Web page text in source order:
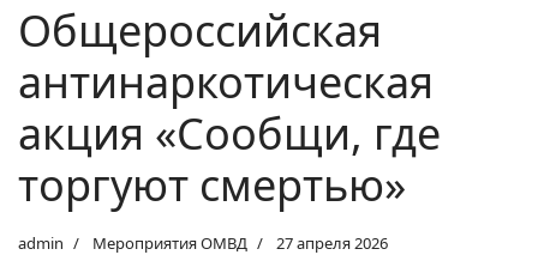
Общероссийская
антинаркотическая
акция «Сообщи, где
торгуют смертью»
admin Мероприятия ОМВД 27 апреля 2026